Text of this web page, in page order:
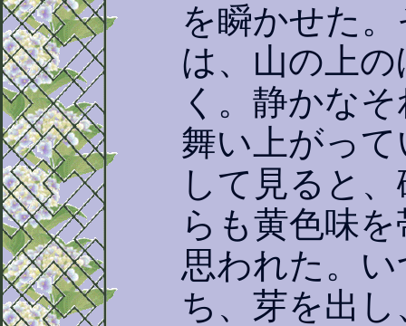
を瞬かせた
は、山の上
く。静かな
舞い上がっ
して見ると
らも黄色味
思われた。
ち、芽を出